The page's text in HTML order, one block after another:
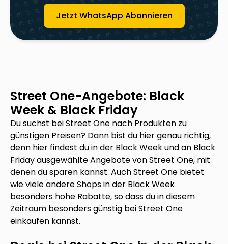
Jetzt WhatsApp Abonnieren
Street One-Angebote: Black
Week & Black Friday
Du suchst beiStreet One nach Produkten zu
günstigen Preisen? Dann bist du hier genau richtig,
denn hier findest du in der Black Week und an Black
Friday ausgewählte Angebote vonStreet One, mit
denen du sparen kannst. AuchStreet One bietet
wie viele andere Shops in der Black Week
besonders hohe Rabatte, so dass du in diesem
Zeitraum besonders günstig beiStreet One
einkaufen kannst.